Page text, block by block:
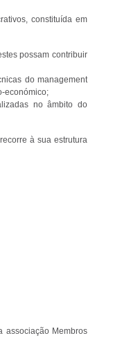
constituída em
possam contribuir
do management
económico;
no âmbito do
à sua estrutura
associação Membros